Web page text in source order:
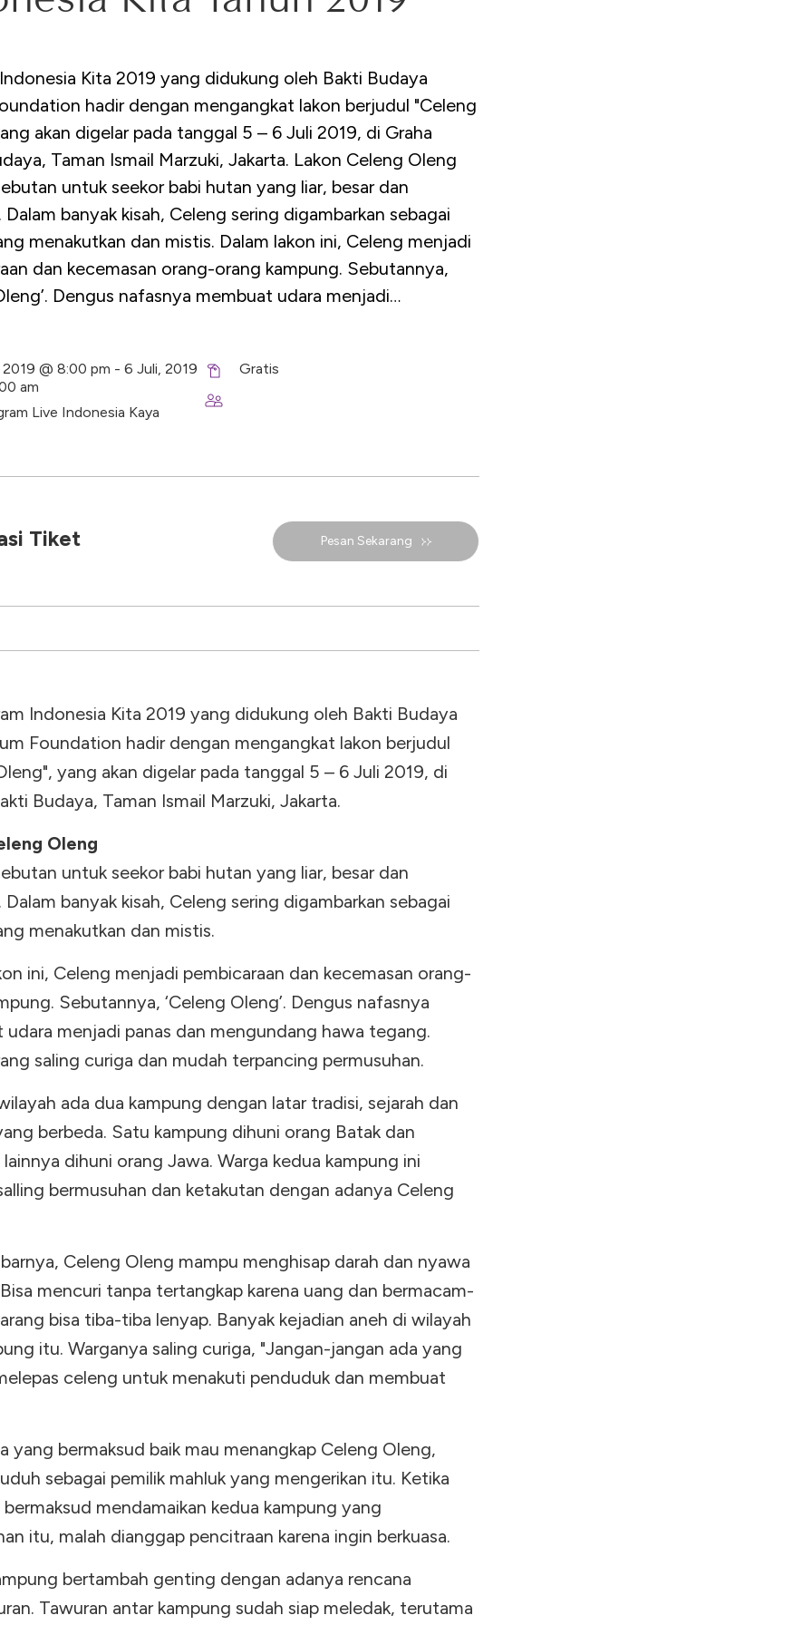
Kita 2019 yang didukung oleh Bakti Budaya
hadir dengan mengangkat lakon berjudul "Celeng
akan digelar pada tanggal 5 – 6 Juli 2019, di Graha
Taman Ismail Marzuki, Jakarta. Lakon Celeng Oleng
untuk seekor babi hutan yang liar, besar dan
banyak kisah, Celeng sering digambarkan sebagai
menakutkan dan mistis. Dalam lakon ini, Celeng menjadi
dan kecemasan orang-orang kampung. Sebutannya,
Dengus nafasnya membuat udara menjadi…
2019 @ 8:00 pm - 6 Juli, 2019
am
Live Indonesia Kaya
Gratis
Tiket Pesan Sekarang
Indonesia Kita 2019 yang didukung oleh Bakti Budaya
Foundation hadir dengan mengangkat lakon berjudul
yang akan digelar pada tanggal 5 – 6 Juli 2019, di
Budaya, Taman Ismail Marzuki, Jakarta.
Oleng
untuk seekor babi hutan yang liar, besar dan
banyak kisah, Celeng sering digambarkan sebagai
menakutkan dan mistis.
ini, Celeng menjadi pembicaraan dan kecemasan orang-
Sebutannya, ‘Celeng Oleng’. Dengus nafasnya
udara menjadi panas dan mengundang hawa tegang.
saling curiga dan mudah terpancing permusuhan.
ada dua kampung dengan latar tradisi, sejarah dan
berbeda. Satu kampung dihuni orang Batak dan
dihuni orang Jawa. Warga kedua kampung ini
bermusuhan dan ketakutan dengan adanya Celeng
Celeng Oleng mampu menghisap darah dan nyawa
mencuri tanpa tertangkap karena uang dan bermacam-
bisa tiba-tiba lenyap. Banyak kejadian aneh di wilayah
itu. Warganya saling curiga, "Jangan-jangan ada yang
celeng untuk menakuti penduduk dan membuat
yang bermaksud baik mau menangkap Celeng Oleng,
sebagai pemilik mahluk yang mengerikan itu. Ketika
mendamaikan kedua kampung yang
itu, malah dianggap pencitraan karena ingin berkuasa.
bertambah genting dengan adanya rencana
Tawuran antar kampung sudah siap meledak, terutama